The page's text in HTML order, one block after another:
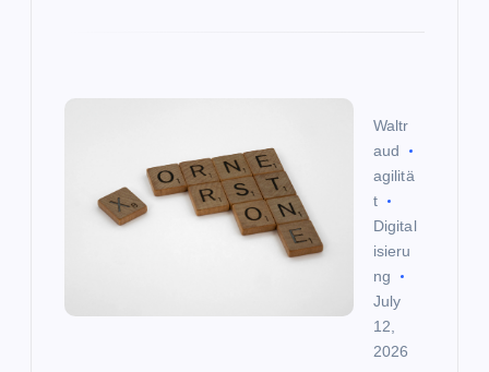
Waltr
aud
agilitä
t
Digital
isieru
ng
July
12,
2026